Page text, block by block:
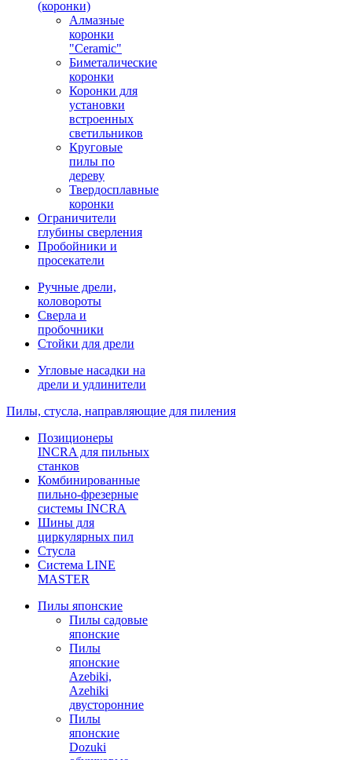
(коронки)
Алмазные
коронки
"Ceramic"
Биметалические
коронки
Коронки для
установки
встроенных
светильников
Круговые
пилы по
дереву
Твердосплавные
коронки
Ограничители
глубины сверления
Пробойники и
просекатели
Ручные дрели,
коловороты
Сверла и
пробочники
Стойки для дрели
Угловые насадки на
дрели и удлинители
Пилы, стусла, направляющие для пиления
Позиционеры
INCRA для пильных
станков
Комбинированные
пильно-фрезерные
системы INCRA
Шины для
циркулярных пил
Стусла
Система LINE
MASTER
Пилы японские
Пилы садовые
японские
Пилы
японские
Azebiki,
Azehiki
двусторонние
Пилы
японские
Dozuki